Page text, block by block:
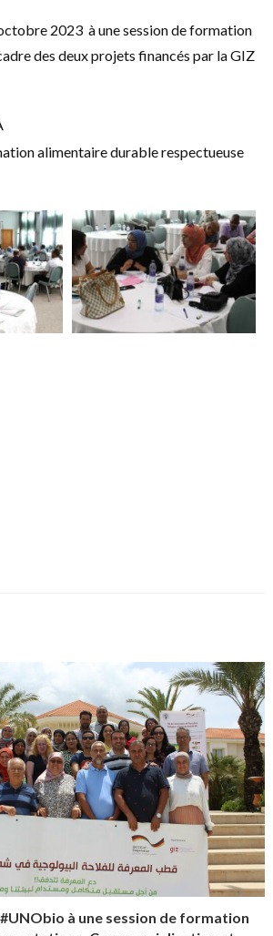
2023 à une session de formation
des deux projets financés par la GIZ
alimentaire durable respectueuse
à une session de formation